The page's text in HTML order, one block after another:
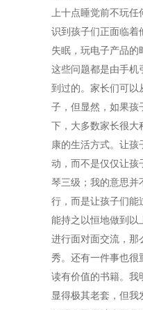
上十点睡觉前不玩任
识到孩子们正面临着
失眠，玩电子产品的
这些问题都是由手机
到过的。家长们可以
子，但显然，如果孩
下，大多数家长很大
康的生活方式。让孩
动，而不是仅仅让孩
琴三级；我的意思并
行，而是让孩子们能
能持之以恒地做到以
进行面对面交流，那
秀。还有一件事也很
读有价值的书籍。我
显得极其老套，但我